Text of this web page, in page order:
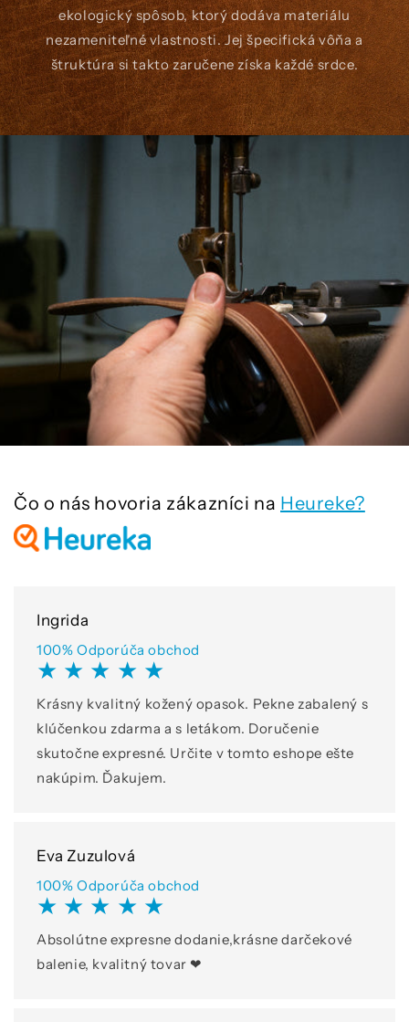
ekologický spôsob, ktorý dodáva materiálu
nezameniteľné vlastnosti. Jej špecifická vôňa a
štruktúra si takto zaručene získa každé srdce.
Čo o nás hovoria zákazníci na Heureke?
Ingrida
100% Odporúča obchod
★ ★ ★ ★ ★
Krásny kvalitný kožený opasok. Pekne zabalený s
klúčenkou zdarma a s letákom. Doručenie
skutočne expresné. Určite v tomto eshope ešte
nakúpim. Ďakujem.
Eva Zuzulová
100% Odporúča obchod
★ ★ ★ ★ ★
Absolútne expresne dodanie,krásne darčekové
balenie, kvalitný tovar ❤